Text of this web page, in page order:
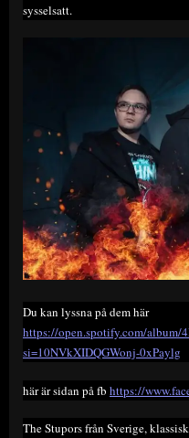
sysselsatt.
Du kan lyssna på dem här
https://open.spotify.com/
si=10NVkXIDQGWonj-0xPaylg
här är sidan på fb https://
The Stupors från Sverige,